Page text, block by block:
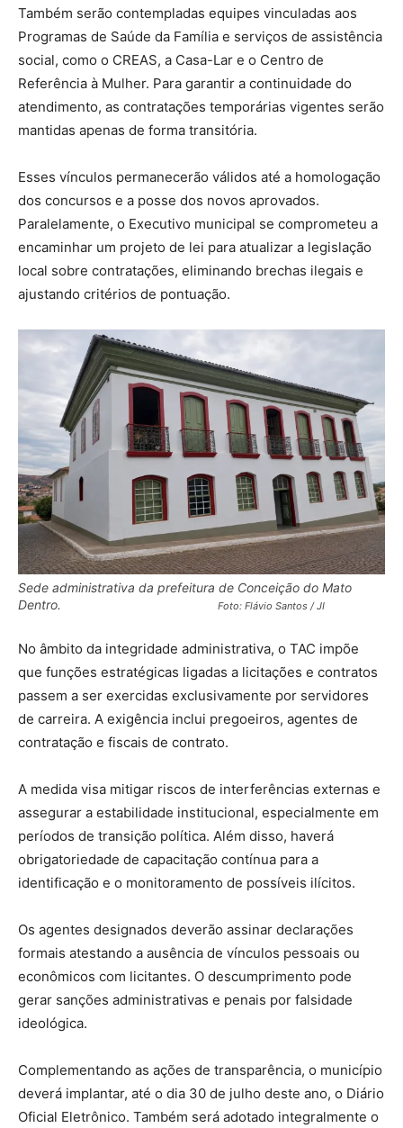
Também serão contempladas equipes vinculadas aos
Programas de Saúde da Família e serviços de assistência
social, como o CREAS, a Casa-Lar e o Centro de
Referência à Mulher. Para garantir a continuidade do
atendimento, as contratações temporárias vigentes serão
mantidas apenas de forma transitória.
Esses vínculos permanecerão válidos até a homologação
dos concursos e a posse dos novos aprovados.
Paralelamente, o Executivo municipal se comprometeu a
encaminhar um projeto de lei para atualizar a legislação
local sobre contratações, eliminando brechas ilegais e
ajustando critérios de pontuação.
Sede administrativa da prefeitura de Conceição do Mato
Dentro.
Foto: Flávio Santos / JI
No âmbito da integridade administrativa, o TAC impõe
que funções estratégicas ligadas a licitações e contratos
passem a ser exercidas exclusivamente por servidores
de carreira. A exigência inclui pregoeiros, agentes de
contratação e fiscais de contrato.
A medida visa mitigar riscos de interferências externas e
assegurar a estabilidade institucional, especialmente em
períodos de transição política. Além disso, haverá
obrigatoriedade de capacitação contínua para a
identificação e o monitoramento de possíveis ilícitos.
Os agentes designados deverão assinar declarações
formais atestando a ausência de vínculos pessoais ou
econômicos com licitantes. O descumprimento pode
gerar sanções administrativas e penais por falsidade
ideológica.
Complementando as ações de transparência, o município
deverá implantar, até o dia 30 de julho deste ano, o Diário
Oficial Eletrônico. Também será adotado integralmente o